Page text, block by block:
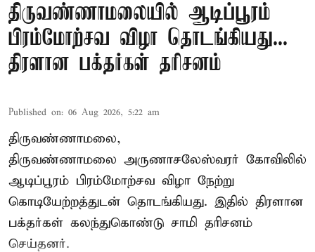
திருவண்ணாமலையில் ஆடிப்பூரம்
பிரம்மோற்சவ விழா தொடங்கியது...
திரளான பக்தர்கள் தரிசனம்
Published on: 06 Aug 2026, 5:22 am
திருவண்ணாமலை,
திருவண்ணாமலை அருணாசலேஸ்வரர் கோவிலில்
ஆடிப்பூரம் பிரம்மோற்சவ விழா நேற்று
கொடியேற்றத்துடன் தொடங்கியது. இதில் திரளான
பக்தர்கள் கலந்துகொண்டு சாமி தரிசனம்
செய்தனர்.